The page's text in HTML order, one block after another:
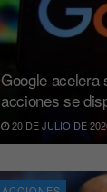
Google acelera
acciones se
20 DE JULIO DE